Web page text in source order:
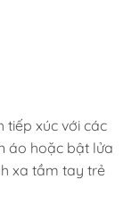
tiếp xúc với các
áo hoặc bật lửa
xa tầm tay trẻ